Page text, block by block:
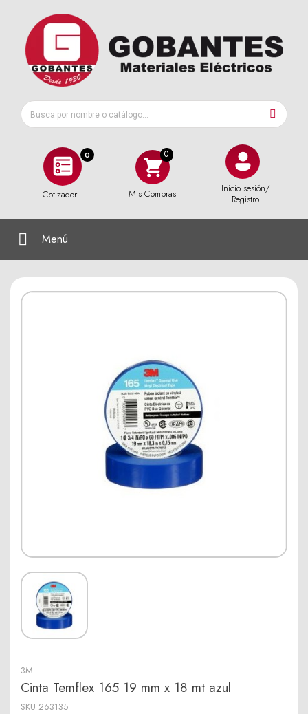
0
Cotizador Mis Compras
Inicio sesión/
Registro
Menú
3M
Cinta Temflex 165 19 mm x 18 mt azul
SKU 263135